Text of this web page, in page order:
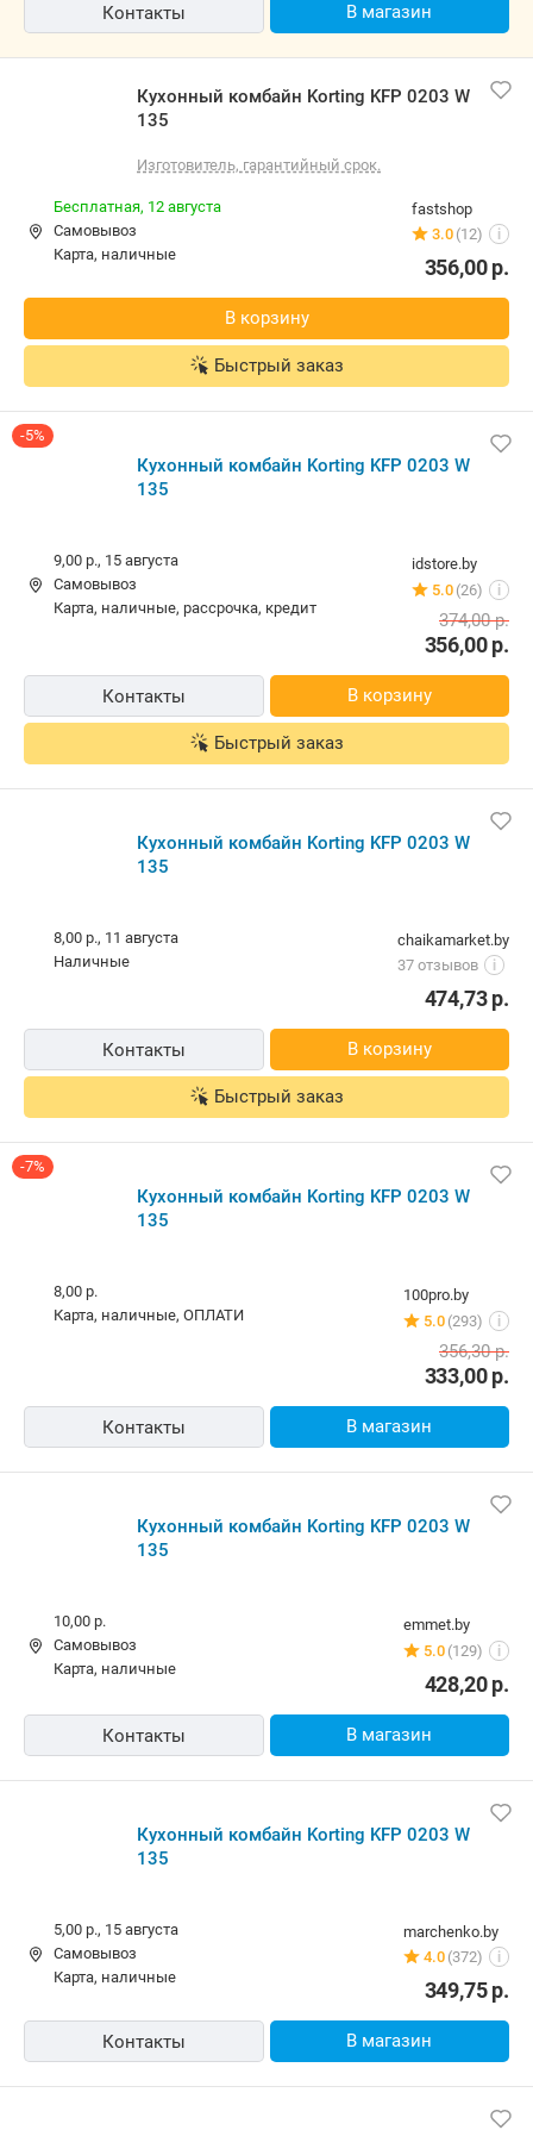
Контакты В магазин
Кухонный комбайн Korting KFP 0203 W
135
Изготовитель, гарантийный срок.
fastshop
3.0 (12) i
Бесплатная, 12 августа
Самовывоз
карта, наличные
356,00р.
В корзину
Быстрый заказ
-5%
Кухонный комбайн Korting KFP 0203 W
135
idstore.by
5.0 (26) i
9,00 р., 15 августа
Самовывоз
карта, наличные, рассрочка, кредит
356,00р.
374,00р.
Контакты В корзину
Быстрый заказ
Кухонный комбайн Korting KFP 0203 W
135
chaikamarket.by
37 отзывов
i
8,00 р., 11 августа
наличные
474,73р.
Контакты В корзину
Быстрый заказ
-7%
Кухонный комбайн Korting KFP 0203 W
135
100pro.by
5.0 (293) i
8,00 р.
карта, наличные, ОПЛАТИ
333,00р.
356,30р.
Контакты В магазин
Кухонный комбайн Korting KFP 0203 W
135
emmet.by
5.0 (129) i
10,00 р.
Самовывоз
карта, наличные
428,20р.
Контакты В магазин
Кухонный комбайн Korting KFP 0203 W
135
marchenko.by
4.0 (372) i
5,00 р., 15 августа
Самовывоз
карта, наличные
349,75р.
Контакты В магазин